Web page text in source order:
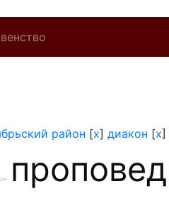
район [x] диакон [x]